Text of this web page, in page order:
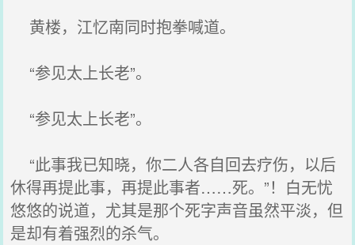
黄楼，江忆南同时抱拳喊道。
“参见太上长老”。
“参见太上长老”。
“此事我已知晓，你二人各自回去疗伤，以后
休得再提此事，再提此事者……死。”！白无忧
悠悠的说道，尤其是那个死字声音虽然平淡，但
是却有着强烈的杀气。